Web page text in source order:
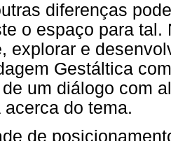
diferenças
o espaço para
explorar e
Gestáltica
um diálogo com
acerca do tema.
de